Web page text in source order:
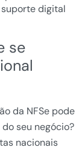
digital
se
da NFSe pode
seu negócio?
nacionais